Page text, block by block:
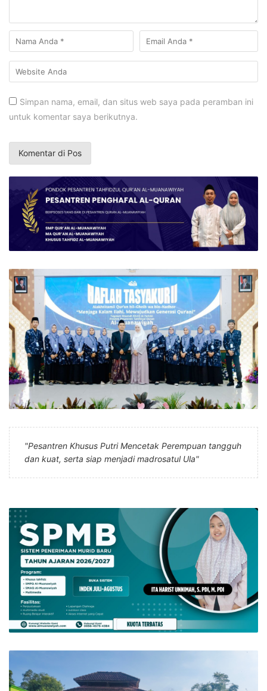
Simpan nama, email, dan situs web saya pada peramban ini
untuk komentar saya berikutnya.
"Pesantren Khusus Putri Mencetak Perempuan tangguh
dan kuat, serta siap menjadi madrosatul Ula"